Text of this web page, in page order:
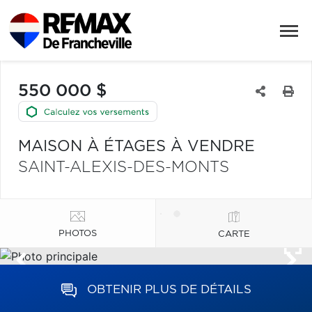
550 000 $
MAISON À ÉTAGES À VENDRE
SAINT-ALEXIS-DES-MONTS
PHOTOS CARTE
OBTENIR PLUS DE DÉTAILS